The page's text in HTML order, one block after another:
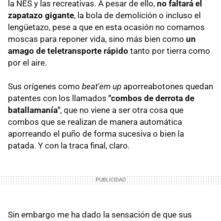
la NES y las recreativas. A pesar de ello, no faltará el
zapatazo gigante, la bola de demolición o incluso el
lengüetazo, pese a que en esta ocasión no comamos
moscas para reponer vida, sino más bien como un
amago de teletransporte rápido tanto por tierra como
por el aire.
Sus orígenes como beat'em up aporreabotones quedan
patentes con los llamados "combos de derrota de
batallamanía", que no viene a ser otra cosa que
combos que se realizan de manera automática
aporreando el puño de forma sucesiva o bien la
patada. Y con la traca final, claro.
Sin embargo me ha dado la sensación de que sus